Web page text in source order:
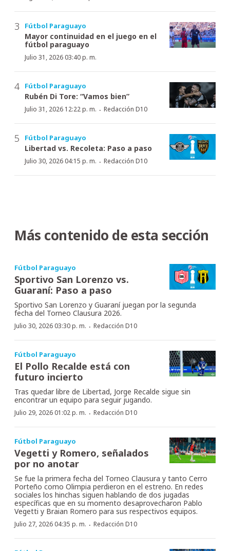
Fútbol Paraguayo
Mayor continuidad en el juego en el
fútbol paraguayo
Julio 31, 2026 03:40 p. m.
Fútbol Paraguayo
Rubén Di Tore: “Vamos bien”
Julio 31, 2026 12:22 p. m. · Redacción D10
Fútbol Paraguayo
Libertad vs. Recoleta: Paso a paso
Julio 30, 2026 04:15 p. m. · Redacción D10
Más contenido de esta sección
Fútbol Paraguayo
Sportivo San Lorenzo vs.
Guaraní: Paso a paso
Sportivo San Lorenzo y Guaraní juegan por la segunda
fecha del Torneo Clausura 2026.
Julio 30, 2026 03:30 p. m. · Redacción D10
Fútbol Paraguayo
El Pollo Recalde está con
futuro incierto
Tras quedar libre de Libertad, Jorge Recalde sigue sin
encontrar un equipo para seguir jugando.
Julio 29, 2026 01:02 p. m. · Redacción D10
Fútbol Paraguayo
Vegetti y Romero, señalados
por no anotar
Se fue la primera fecha del Torneo Clausura y tanto Cerro
Porteño como Olimpia perdieron en el estreno. En redes
sociales los hinchas siguen hablando de dos jugadas
específicas que en su momento desaprovecharon Pablo
Vegetti y Braian Romero para sus respectivos equipos.
Julio 27, 2026 04:35 p. m. · Redacción D10